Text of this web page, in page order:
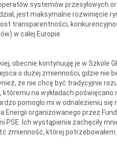
systemów przesyłowych
jest maksymalne rozwinięcie
transparentności,
w całej Europie.
obecnie kontynuuję je w Szkole
o dużej zmienności, gdzie nie
że nie chcę być tradycyjnie
na wykładach poświęcano
pomogło mi w odnalezieniu się
organizowanego przez
Ich wystąpienia zachęciły
zmienność, której potrzebowałem.